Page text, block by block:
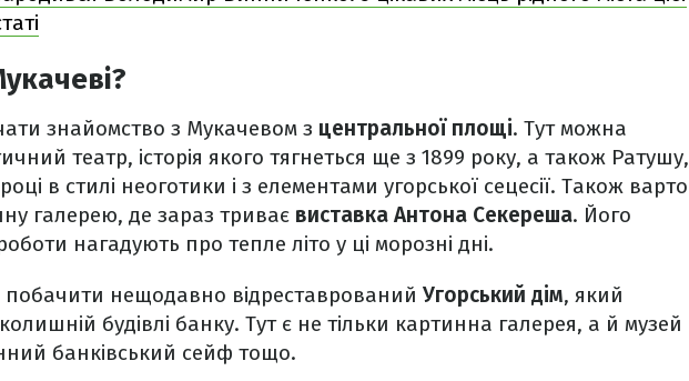
знайомство з Мукачевом з центральної площі. Тут можна
театр, історія якого тягнеться ще з 1899 року, а також Ратушу,
в стилі неоготики і з елементами угорської сецесії. Також варто
галерею, де зараз триває виставка Антона Секереша. Його
нагадують про тепле літо у ці морозні дні.
нещодавно відреставрований Угорський дім, який
будівлі банку. Тут є не тільки картинна галерея, а й музей
банківський сейф тощо.